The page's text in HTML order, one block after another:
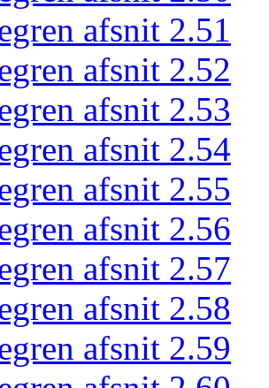
afsnit 2.51
afsnit 2.52
afsnit 2.53
afsnit 2.54
afsnit 2.55
afsnit 2.56
afsnit 2.57
afsnit 2.58
afsnit 2.59